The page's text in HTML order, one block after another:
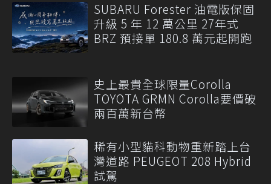
SUBARU Forester 油電版保固
升級 5 年 12 萬公里 27年式
BRZ 預接單 180.8 萬元起開跑
史上最貴全球限量Corolla
TOYOTA GRMN Corolla要價破
兩百萬新台幣
稀有小型貓科動物重新踏上台
灣道路 PEUGEOT 208 Hybrid
試駕